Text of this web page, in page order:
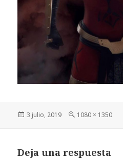
Publicado
3 julio, 2019
Tamaño
1080 × 1350
Deja una respuesta